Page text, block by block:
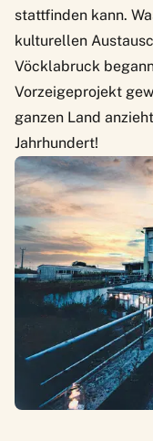
stattfinden kann.
kulturellen
Vöcklabruck
Vorzeigeprojekt
ganzen Land
Jahrhundert!